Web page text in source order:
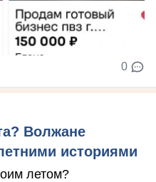
0
Волжане
историями
летом?